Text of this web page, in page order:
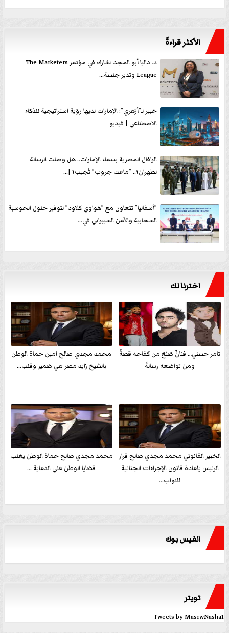
الأكثر قراءةً
د. داليا أبو المجد تشارك في مؤتمر The Marketers
League وتدير جلسة...
خبير لـ”أزهري”: الإمارات لديها رؤية استراتيجية للذكاء
الاصطناعي | فيديو
الرافال المصرية بسماء الإمارات.. هل وصلت الرسالة
لطهران؟.. ”ماعت جروب” تُجيب؟ |...
”أسفاليا” تتعاون مع ”هواوي كلاود” لتوفير حلول الحوسبة
السحابية والأمن السيبراني في...
اخترنا لك
تامر حسني… فنانٌ صَنَعَ من كفاحه قصةً
ومن تواضعه رسالةً
محمد مجدي صالح امين حماة الوطن
بالشيخ زايد مصر هي ضمير وقلب...
الخبير القانوني محمد مجدي صالح قرار
الرئيس بإعادة قانون الإجراءات الجنائية
للنواب...
محمد مجدي صالح حماة الوطن يغلب
قضايا الوطن علي الدعاية ...
الفيس بوك
تويتر
Tweets by MasrwNasha1